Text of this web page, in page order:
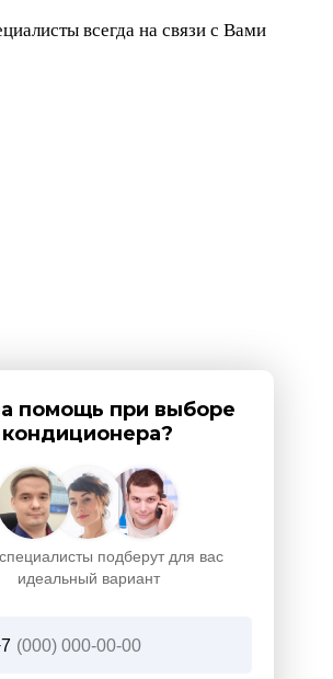
всегда на связи с Вами
подберут для вас
идеальный вариант
помощь при выборе
кондиционера?